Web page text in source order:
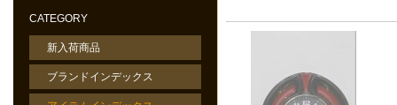
CATEGORY
新入荷商品
ブランドインデックス